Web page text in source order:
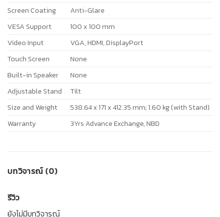
Screen Coating
Anti-Glare
VESA Support
100 x 100 mm
Video Input
VGA, HDMI, DisplayPort
Touch Screen
None
Built-in Speaker
None
Adjustable Stand
Tilt
Size and Weight
538.64 x 171 x 412.35 mm; 1.60 kg (with Stand)
Warranty
3Yrs Advance Exchange, NBD
บทวิจารณ์ (0)
รีวิว
ยังไม่มีบทวิจารณ์